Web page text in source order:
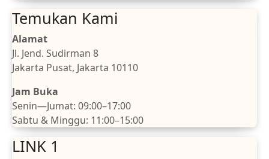
Temukan Kami
Alamat
Jl. Jend. Sudirman 8
Jakarta Pusat, Jakarta 10110
Jam Buka
Senin—Jumat: 09:00–17:00
Sabtu & Minggu: 11:00–15:00
LINK 1